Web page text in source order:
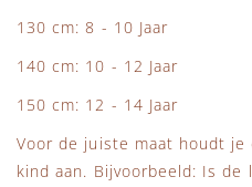
130 cm: 8 - 10 Jaar
140 cm: 10 - 12 Jaar
150 cm: 12 - 14 Jaar
Voor de juiste maat houdt je
kind aan. Bijvoorbeeld: Is de